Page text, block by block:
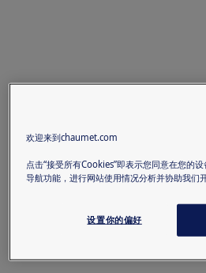
欢迎来到chaumet.com
点击“接受所有Cookies”即表示您同意在您的
导航功能，进行网站使用情况分析并协助我们
设置你的偏好